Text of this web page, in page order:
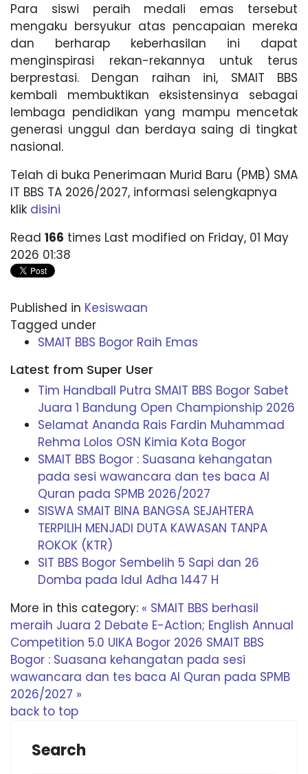
Para siswi peraih medali emas tersebut
mengaku bersyukur atas pencapaian mereka
dan berharap keberhasilan ini dapat
menginspirasi rekan-rekannya untuk terus
berprestasi. Dengan raihan ini, SMAIT BBS
kembali membuktikan eksistensinya sebagai
lembaga pendidikan yang mampu mencetak
generasi unggul dan berdaya saing di tingkat
nasional.
Telah di buka Penerimaan Murid Baru (PMB) SMA
IT BBS TA 2026/2027, informasi selengkapnya
klik disini
Read 166 times Last modified on Friday, 01 May
2026 01:38
Published in Kesiswaan
Tagged under
SMAIT BBS Bogor Raih Emas
Latest from Super User
Tim Handball Putra SMAIT BBS Bogor Sabet
Juara 1 Bandung Open Championship 2026
Selamat Ananda Rais Fardin Muhammad
Rehma Lolos OSN Kimia Kota Bogor
SMAIT BBS Bogor : Suasana kehangatan
pada sesi wawancara dan tes baca Al
Quran pada SPMB 2026/2027
SISWA SMAIT BINA BANGSA SEJAHTERA
TERPILIH MENJADI DUTA KAWASAN TANPA
ROKOK (KTR)
SIT BBS Bogor Sembelih 5 Sapi dan 26
Domba pada Idul Adha 1447 H
More in this category: « SMAIT BBS berhasil
meraih Juara 2 Debate E-Action; English Annual
Competition 5.0 UIKA Bogor 2026 SMAIT BBS
Bogor : Suasana kehangatan pada sesi
wawancara dan tes baca Al Quran pada SPMB
2026/2027 »
back to top
Search